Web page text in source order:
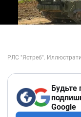
Будьте
Google